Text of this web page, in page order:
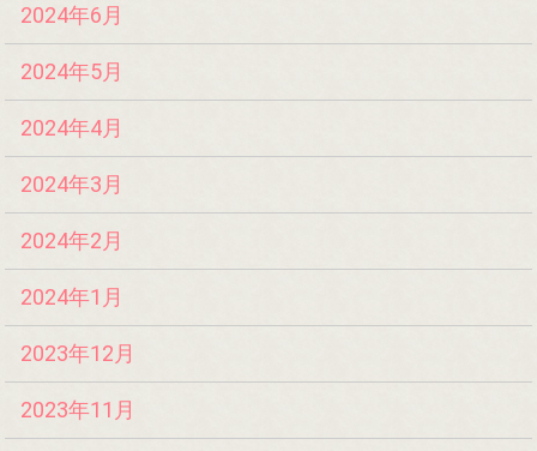
2024年6月
2024年5月
2024年4月
2024年3月
2024年2月
2024年1月
2023年12月
2023年11月